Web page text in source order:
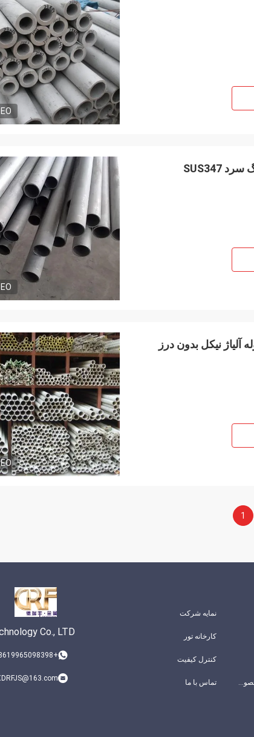
1
Co., LTD
+8619965098398
نمایه شرکت
کارخانه تور
کنترل کیفیت
تماس با ما سیاست حفظ حریم خصوصی